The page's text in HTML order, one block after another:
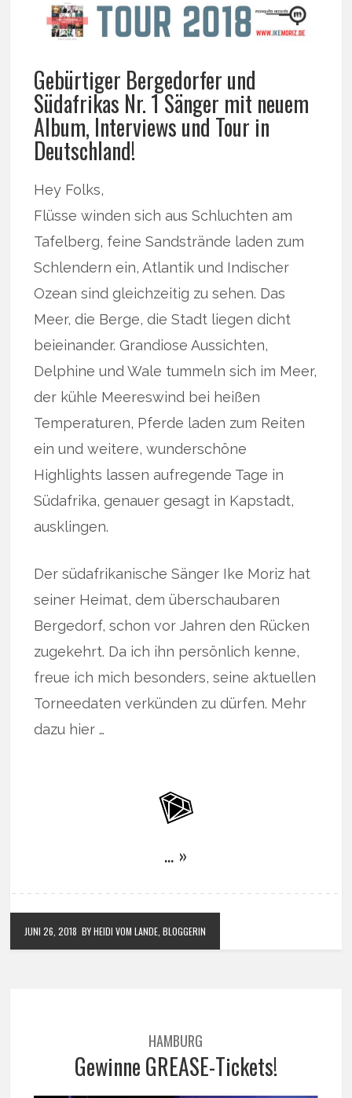
Gebürtiger Bergedorfer und
Südafrikas Nr. 1 Sänger mit neuem
Album, Interviews und Tour in
Deutschland!
Hey Folks,
Flüsse winden sich aus Schluchten am
Tafelberg, feine Sandstrände laden zum
Schlendern ein, Atlantik und Indischer
Ozean sind gleichzeitig zu sehen. Das
Meer, die Berge, die Stadt liegen dicht
beieinander. Grandiose Aussichten,
Delphine und Wale tummeln sich im Meer,
der kühle Meereswind bei heißen
Temperaturen, Pferde laden zum Reiten
ein und weitere, wunderschöne
Highlights lassen aufregende Tage in
Südafrika, genauer gesagt in Kapstadt,
ausklingen.
Der südafrikanische Sänger Ike Moriz hat
seiner Heimat, dem überschaubaren
Bergedorf, schon vor Jahren den Rücken
zugekehrt. Da ich ihn persönlich kenne,
freue ich mich besonders, seine aktuellen
Torneedaten verkünden zu dürfen. Mehr
dazu hier …
… »
JUNI 26, 2018 BY HEIDI VOM LANDE, BLOGGERIN
HAMBURG
Gewinne GREASE-Tickets!